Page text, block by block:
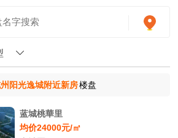
阳光逸城附近新房楼盘
蓝城桃華里
均价24000元/㎡